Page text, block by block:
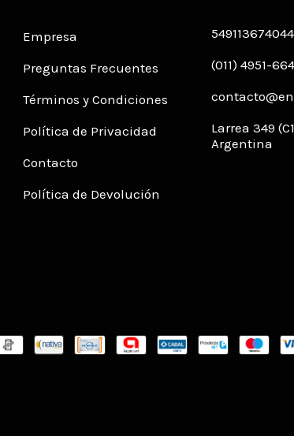
Empresa
Preguntas Frecuentes
Términos y Condiciones
Política de Privacidad
Contacto
Política de Devolución
(011) 4951-
Larrea 349
Argentina